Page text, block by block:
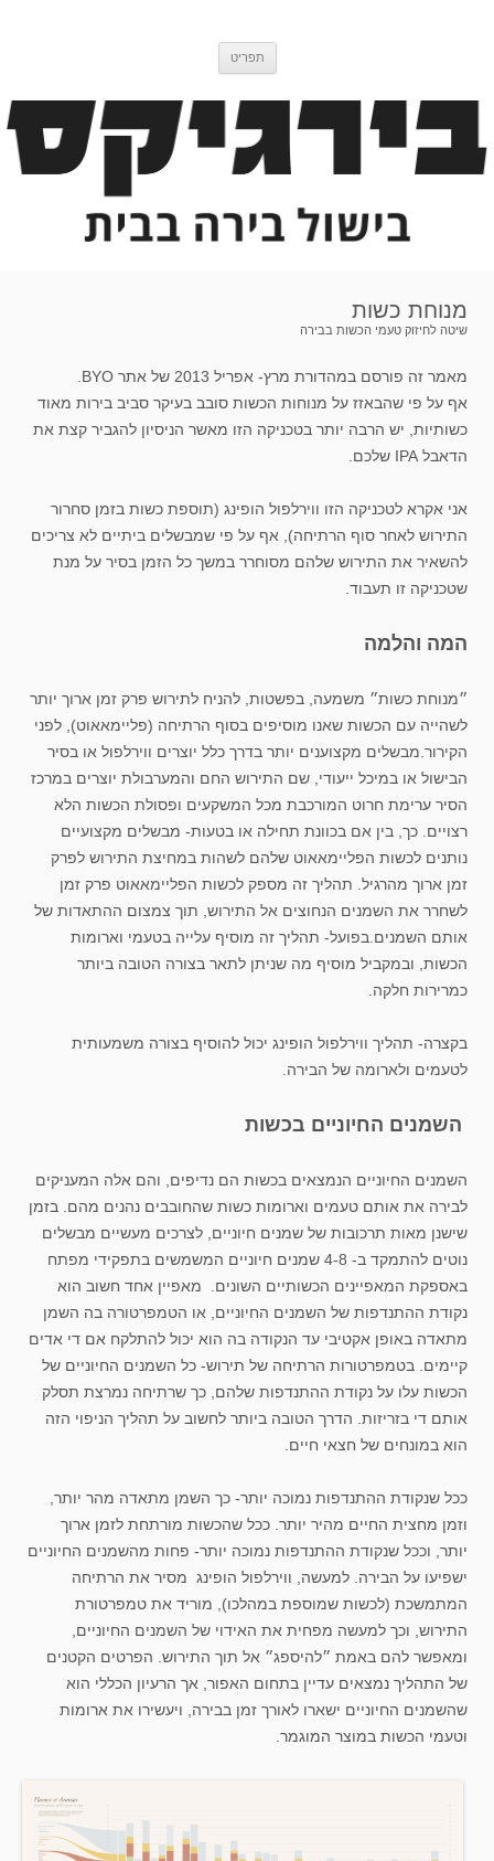
תפריט
מנוחת כשות
שיטה לחיזוק טעמי הכשות בבירה
מאמר זה פורסם במהדורת מרץ- אפריל 2013 של אתר BYO.
אף על פי שהבאזז על מנוחות הכשות סובב בעיקר סביב בירות מאוד
כשותיות, יש הרבה יותר בטכניקה הזו מאשר הניסיון להגביר קצת את
הדאבל IPA שלכם.
אני אקרא לטכניקה הזו ווירלפול הופינג (תוספת כשות בזמן סחרור
התירוש לאחר סוף הרתיחה), אף על פי שמבשלים ביתיים לא צריכים
להשאיר את התירוש שלהם מסוחרר במשך כל הזמן בסיר על מנת
שטכניקה זו תעבוד.
המה והלמה
״מנוחת כשות״ משמעה, בפשטות, להניח לתירוש פרק זמן ארוך יותר
לשהייה עם הכשות שאנו מוסיפים בסוף הרתיחה (פליימאאוט), לפני
הקירור.מבשלים מקצוענים יותר בדרך כלל יוצרים ווירלפול או בסיר
הבישול או במיכל ייעודי, שם התירוש החם והמערבולת יוצרים במרכז
הסיר ערימת חרוט המורכבת מכל המשקעים ופסולת הכשות הלא
רצויים. כך, בין אם בכוונת תחילה או בטעות- מבשלים מקצועיים
נותנים לכשות הפליימאאוט שלהם לשהות במחיצת התירוש לפרק
זמן ארוך מהרגיל. תהליך זה מספק לכשות הפליימאאוט פרק זמן
לשחרר את השמנים הנחוצים אל התירוש, תוך צמצום ההתאדות של
אותם השמנים.בפועל- תהליך זה מוסיף עלייה בטעמי וארומות
הכשות, ובמקביל מוסיף מה שניתן לתאר בצורה הטובה ביותר
כמרירות חלקה.
בקצרה- תהליך ווירלפול הופינג יכול להוסיף בצורה משמעותית
לטעמים ולארומה של הבירה.
השמנים החיוניים בכשות
השמנים החיוניים הנמצאים בכשות הם נדיפים, והם אלה המעניקים
לבירה את אותם טעמים וארומות כשות שהחובבים נהנים מהם. בזמן
שישנן מאות תרכובות של שמנים חיוניים, לצרכים מעשיים מבשלים
נוטים להתמקד ב- 4-8 שמנים חיוניים המשמשים בתפקידי מפתח
באספקת המאפיינים הכשותיים השונים. מאפיין אחד חשוב הוא
נקודת ההתנדפות של השמנים החיוניים, או הטמפרטורה בה השמן
מתאדה באופן אקטיבי עד הנקודה בה הוא יכול להתלקח אם די אדים
קיימים. בטמפרטורות הרתיחה של תירוש- כל השמנים החיוניים של
הכשות עלו על נקודת ההתנדפות שלהם, כך שרתיחה נמרצת תסלק
אותם די בזריזות. הדרך הטובה ביותר לחשוב על תהליך הניפוי הזה
הוא במונחים של חצאי חיים.
ככל שנקודת ההתנדפות נמוכה יותר- כך השמן מתאדה מהר יותר,
וזמן מחצית החיים מהיר יותר. ככל שהכשות מורתחת לזמן ארוך
יותר, וככל שנקודת ההתנדפות נמוכה יותר- פחות מהשמנים החיוניים
ישפיעו על הבירה. למעשה, ווירלפול הופינג מסיר את הרתיחה
המתמשכת (לכשות שמוספת במהלכו), מוריד את טמפרטורת
התירוש, וכך למעשה מפחית את האידוי של השמנים החיוניים,
ומאפשר להם באמת ״להיספג״ אל תוך התירוש. הפרטים הקטנים
של התהליך נמצאים עדיין בתחום האפור, אך הרעיון הכללי הוא
שהשמנים החיוניים ישארו לאורך זמן בבירה, ויעשירו את ארומות
וטעמי הכשות במוצר המוגמר.